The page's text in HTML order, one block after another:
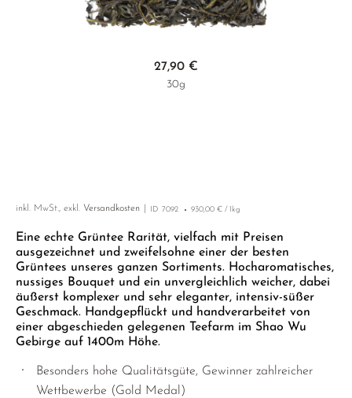
EMPFEHLUNGEN
GENMAICHA
GRÜNTEE PULVER
KARIGANE KUKICHA
KONACHA
MATCHA-IRI
MIZUDASHI COLD BREW
SANNENBANCHA
SUNROUGE
MIYAZAKI
YAME
YUNNAN
GELBER TEE
PHOENIX DANCONG
ZHANGPING SHUI XIAN
NACH SORTE
MATE TEE
SELTENE INCENCES
Eine echte Grüntee Rarität, vielfach mit Preisen
ausgezeichnet und zweifelsohne einer der besten
Grüntees unseres ganzen Sortiments. Hocharomatisches,
nussiges Bouquet und ein unvergleichlich weicher, dabei
äußerst komplexer und sehr eleganter, intensiv-süßer
Geschmack. Handgepflückt und handverarbeitet von
einer abgeschieden gelegenen Teefarm im Shao Wu
Gebirge auf 1400m Höhe.
Besonders hohe Qualitätsgüte, Gewinner zahlreicher
Wettbewerbe (Gold Medal)
27,90 €
30g
inkl. MwSt., exkl. Versandkosten ID 7092 930,00 € / 1kg